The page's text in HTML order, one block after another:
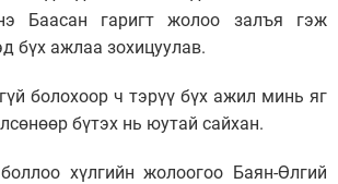
Баасан гаригт жолоо залъя гэж
бүх ажлаа зохицуулав.
болохоор ч тэрүү бүх ажил минь яг
бүтэх нь юутай сайхан.
хүлгийн жолоогоо Баян-Өлгий